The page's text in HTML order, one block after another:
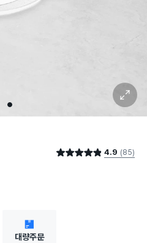
1
확대 보기
별점 4.9점 4.9 (85)
대량주문